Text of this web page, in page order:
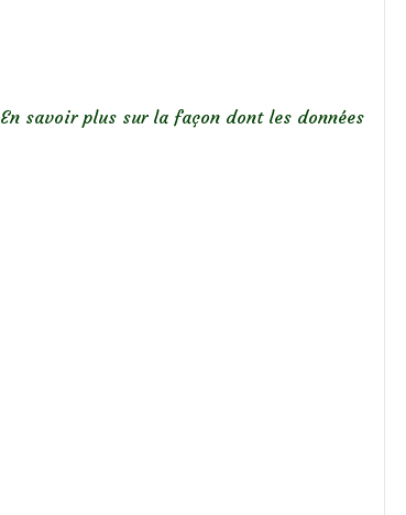
En savoir plus sur la façon dont les données